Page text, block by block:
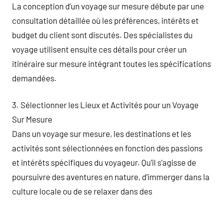
La conception d’un voyage sur mesure débute par une
consultation détaillée où les préférences, intérêts et
budget du client sont discutés. Des spécialistes du
voyage utilisent ensuite ces détails pour créer un
itinéraire sur mesure intégrant toutes les spécifications
demandées.
3. Sélectionner les Lieux et Activités pour un Voyage
Sur Mesure
Dans un voyage sur mesure, les destinations et les
activités sont sélectionnées en fonction des passions
et intérêts spécifiques du voyageur. Qu’il s’agisse de
poursuivre des aventures en nature, d’immerger dans la
culture locale ou de se relaxer dans des